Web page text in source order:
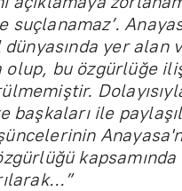
suçlanamaz’.
yer alan
bu özgürlüğe
başkaları ile